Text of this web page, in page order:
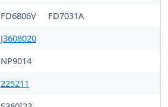
FD6806V
FD7031A
J3608020
NP9014
225211